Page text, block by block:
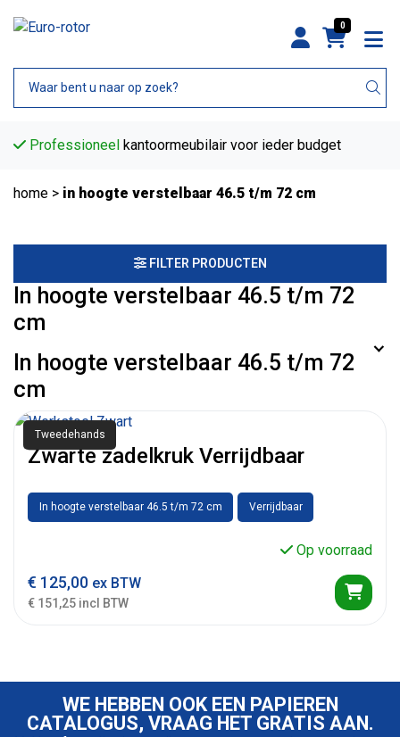
0
Professioneel kantoormeubilair voor ieder budget
home > in hoogte verstelbaar 46.5 t/m 72 cm
FILTER PRODUCTEN
In hoogte verstelbaar 46.5 t/m 72
cm
In hoogte verstelbaar 46.5 t/m 72
cm
Tweedehands
Zwarte zadelkruk Verrijdbaar
In hoogte verstelbaar 46.5 t/m 72 cm Verrijdbaar
Op voorraad
€ 125,00 ex BTW
€ 151,25 incl BTW
WE HEBBEN OOK EEN PAPIEREN
CATALOGUS, VRAAG HET GRATIS AAN.